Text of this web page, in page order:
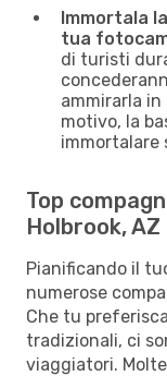
Immortala
tua
di turisti
ammirarla
motivo, la
immortalare
Top
Holbrook, AZ
Pianificando il
numerose
Che tu
tradizionali, ci
viaggiatori.